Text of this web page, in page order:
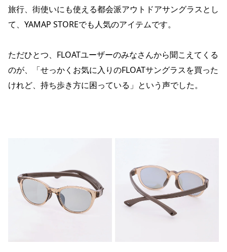
旅行、街使いにも使える都会派アウトドアサングラスとし
て、YAMAP STOREでも人気のアイテムです。
ただひとつ、FLOATユーザーのみなさんから聞こえてくる
のが、「せっかくお気に入りのFLOATサングラスを買った
けれど、持ち歩き方に困っている」という声でした。